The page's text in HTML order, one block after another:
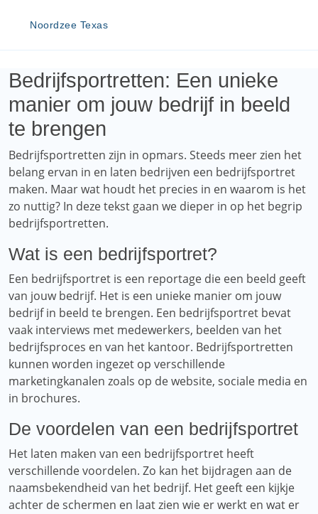
Noordzee Texas
Bedrijfsportretten: Een unieke
manier om jouw bedrijf in beeld
te brengen
Bedrijfsportretten zijn in opmars. Steeds meer zien het
belang ervan in en laten bedrijven een bedrijfsportret
maken. Maar wat houdt het precies in en waarom is het
zo nuttig? In deze tekst gaan we dieper in op het begrip
bedrijfsportretten.
Wat is een bedrijfsportret?
Een bedrijfsportret is een reportage die een beeld geeft
van jouw bedrijf. Het is een unieke manier om jouw
bedrijf in beeld te brengen. Een bedrijfsportret bevat
vaak interviews met medewerkers, beelden van het
bedrijfsproces en van het kantoor. Bedrijfsportretten
kunnen worden ingezet op verschillende
marketingkanalen zoals op de website, sociale media en
in brochures.
De voordelen van een bedrijfsportret
Het laten maken van een bedrijfsportret heeft
verschillende voordelen. Zo kan het bijdragen aan de
naamsbekendheid van het bedrijf. Het geeft een kijkje
achter de schermen en laat zien wie er werkt en wat er